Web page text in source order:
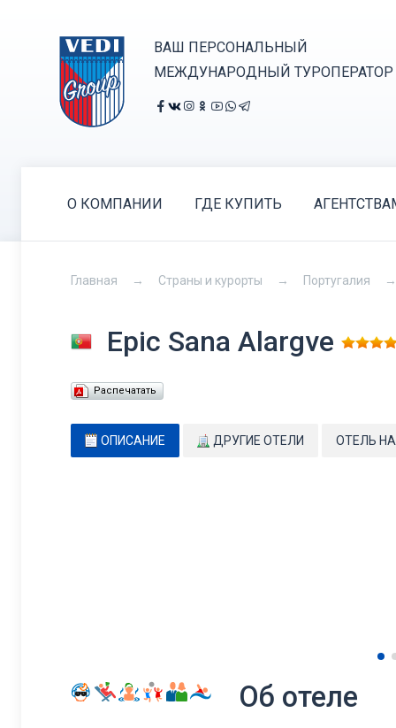
ВАШ ПЕРСОНАЛЬНЫЙ
МЕЖДУНАРОДНЫЙ ТУРОПЕРАТОР
О КОМПАНИИ ГДЕ КУПИТЬ
Главная Страны и курорты Португалия
Epic Sana Alargve
Распечатать
ОПИСАНИЕ ДРУГИЕ ОТЕЛИ ОТЕЛЬ
Об отеле